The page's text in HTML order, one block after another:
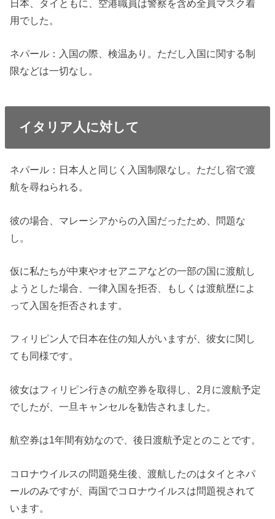
日本、タイともに、空港職員は警察を含め全員マスク着
用でした。
ネパール：入国の際、検温あり。ただし入国に関する制
限などは一切なし。
イタリア人に対して
ネパール：日本人と同じく入国制限なし。ただし宿で渡
航を尋ねられる。
彼の場合、マレーシアからの入国だったため、問題な
し。
仮に私たちが中東やオセアニアなどの一部の国に渡航し
ようとした場合、一律入国を拒否、もしくは渡航歴によ
って入国を拒否されます。
フィリピン人で日本在住の知人がいますが、彼女に関し
ても同様です。
彼女はフィリピン行きの航空券を取得し、2月に渡航予定
でしたが、一旦キャンセルを勧告されました。
航空券は1年間有効なので、後日渡航予定とのことです。
コロナウイルスの問題発生後、渡航したのはタイとネパ
ールのみですが、両国でコロナウイルスは問題視されて
います。